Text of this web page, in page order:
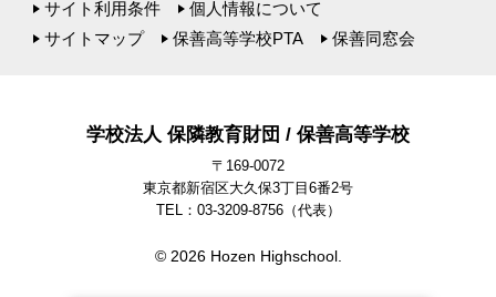
サイト利用条件
個人情報について
サイトマップ
保善高等学校PTA 保善同窓会
学校法人 保隣教育財団 / 保善高等学校
〒169-0072
東京都新宿区大久保3丁目6番2号
TEL：03-3209-8756（代表）
© 2026 Hozen Highschool.